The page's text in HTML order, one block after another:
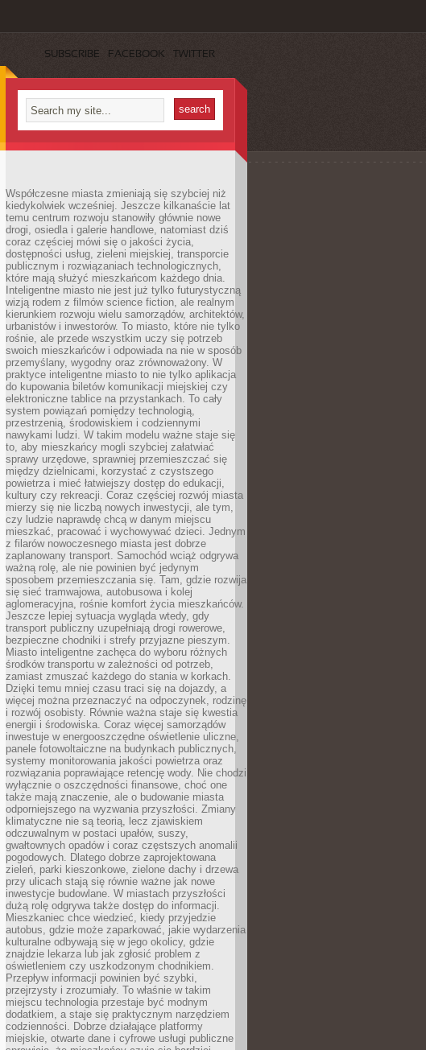
SUBSCRIBE FACEBOOK TWITTER
Współczesne miasta zmieniają się szybciej niż
kiedykolwiek wcześniej. Jeszcze kilkanaście lat
temu centrum rozwoju stanowiły głównie nowe
drogi, osiedla i galerie handlowe, natomiast dziś
coraz częściej mówi się o jakości życia,
dostępności usług, zieleni miejskiej, transporcie
publicznym i rozwiązaniach technologicznych,
które mają służyć mieszkańcom każdego dnia.
Inteligentne miasto nie jest już tylko futurystyczną
wizją rodem z filmów science fiction, ale realnym
kierunkiem rozwoju wielu samorządów, architektów,
urbanistów i inwestorów. To miasto, które nie tylko
rośnie, ale przede wszystkim uczy się potrzeb
swoich mieszkańców i odpowiada na nie w sposób
przemyślany, wygodny oraz zrównoważony. W
praktyce inteligentne miasto to nie tylko aplikacja
do kupowania biletów komunikacji miejskiej czy
elektroniczne tablice na przystankach. To cały
system powiązań pomiędzy technologią,
przestrzenią, środowiskiem i codziennymi
nawykami ludzi. W takim modelu ważne staje się
to, aby mieszkańcy mogli szybciej załatwiać
sprawy urzędowe, sprawniej przemieszczać się
między dzielnicami, korzystać z czystszego
powietrza i mieć łatwiejszy dostęp do edukacji,
kultury czy rekreacji. Coraz częściej rozwój miasta
mierzy się nie liczbą nowych inwestycji, ale tym,
czy ludzie naprawdę chcą w danym miejscu
mieszkać, pracować i wychowywać dzieci. Jednym
z filarów nowoczesnego miasta jest dobrze
zaplanowany transport. Samochód wciąż odgrywa
ważną rolę, ale nie powinien być jedynym
sposobem przemieszczania się. Tam, gdzie rozwija
się sieć tramwajowa, autobusowa i kolej
aglomeracyjna, rośnie komfort życia mieszkańców.
Jeszcze lepiej sytuacja wygląda wtedy, gdy
transport publiczny uzupełniają drogi rowerowe,
bezpieczne chodniki i strefy przyjazne pieszym.
Miasto inteligentne zachęca do wyboru różnych
środków transportu w zależności od potrzeb,
zamiast zmuszać każdego do stania w korkach.
Dzięki temu mniej czasu traci się na dojazdy, a
więcej można przeznaczyć na odpoczynek, rodzinę
i rozwój osobisty. Równie ważna staje się kwestia
energii i środowiska. Coraz więcej samorządów
inwestuje w energooszczędne oświetlenie uliczne,
panele fotowoltaiczne na budynkach publicznych,
systemy monitorowania jakości powietrza oraz
rozwiązania poprawiające retencję wody. Nie chodzi
wyłącznie o oszczędności finansowe, choć one
także mają znaczenie, ale o budowanie miasta
odporniejszego na wyzwania przyszłości. Zmiany
klimatyczne nie są teorią, lecz zjawiskiem
odczuwalnym w postaci upałów, suszy,
gwałtownych opadów i coraz częstszych anomalii
pogodowych. Dlatego dobrze zaprojektowana
zieleń, parki kieszonkowe, zielone dachy i drzewa
przy ulicach stają się równie ważne jak nowe
inwestycje budowlane. W miastach przyszłości
dużą rolę odgrywa także dostęp do informacji.
Mieszkaniec chce wiedzieć, kiedy przyjedzie
autobus, gdzie może zaparkować, jakie wydarzenia
kulturalne odbywają się w jego okolicy, gdzie
znajdzie lekarza lub jak zgłosić problem z
oświetleniem czy uszkodzonym chodnikiem.
Przepływ informacji powinien być szybki,
przejrzysty i zrozumiały. To właśnie w takim
miejscu technologia przestaje być modnym
dodatkiem, a staje się praktycznym narzędziem
codzienności. Dobrze działające platformy
miejskie, otwarte dane i cyfrowe usługi publiczne